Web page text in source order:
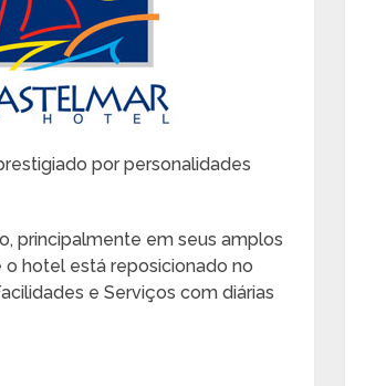
por personalidades
principalmente em seus amplos
hotel está reposicionado no
e Serviços com diárias